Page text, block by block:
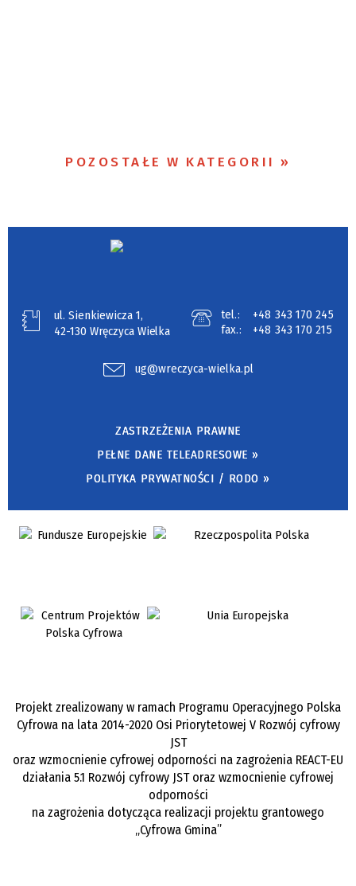
POZOSTAŁE W KATEGORII
ul. Sienkiewicza 1,
42-130 Wręczyca Wielka
tel.:
+48 343 170 245
fax.:
+48 343 170 215
ug@wreczyca-wielka.pl
ZASTRZEŻENIA PRAWNE
PEŁNE DANE TELEADRESOWE »
POLITYKA PRYWATNOŚCI / RODO »
Projekt zrealizowany w ramach Programu Operacyjnego Polska
Cyfrowa na lata 2014-2020 Osi Priorytetowej V Rozwój cyfrowy
JST
oraz wzmocnienie cyfrowej odporności na zagrożenia REACT-EU
działania 5.1 Rozwój cyfrowy JST oraz wzmocnienie cyfrowej
odporności
na zagrożenia dotycząca realizacji projektu grantowego
„Cyfrowa Gmina”